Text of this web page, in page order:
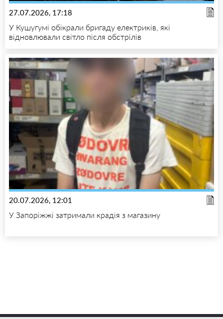
27.07.2026, 17:18
У Кушугумі обікрали бригаду електриків, які
відновлювали світло після обстрілів
20.07.2026, 12:01
У Запоріжжі затримали крадія з магазину